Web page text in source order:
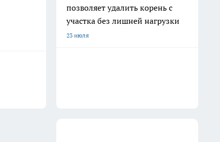
позволяет удалить корень с
участка без лишней нагрузки
23 июля